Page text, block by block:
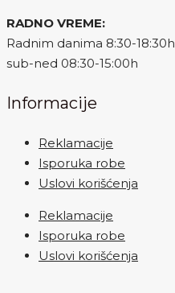
RADNO VREME:
Radnim danima 8:30-18:30h
sub-ned 08:30-15:00h
Informacije
Reklamacije
Isporuka robe
Uslovi korišćenja
Reklamacije
Isporuka robe
Uslovi korišćenja